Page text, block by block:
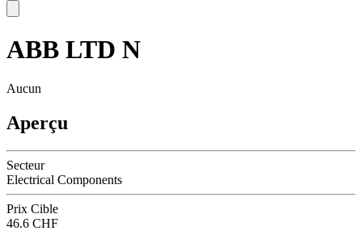
SC
ABB LTD N
Aucun
Aperçu
Secteur
Electrical Components
Prix Cible
46.6 CHF